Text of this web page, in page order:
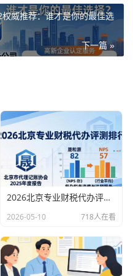
威推荐：谁才是你的最佳选
下一篇 »
2026北京专业财税代办评测排行，十大机构推荐
2026-05-10 718人在看